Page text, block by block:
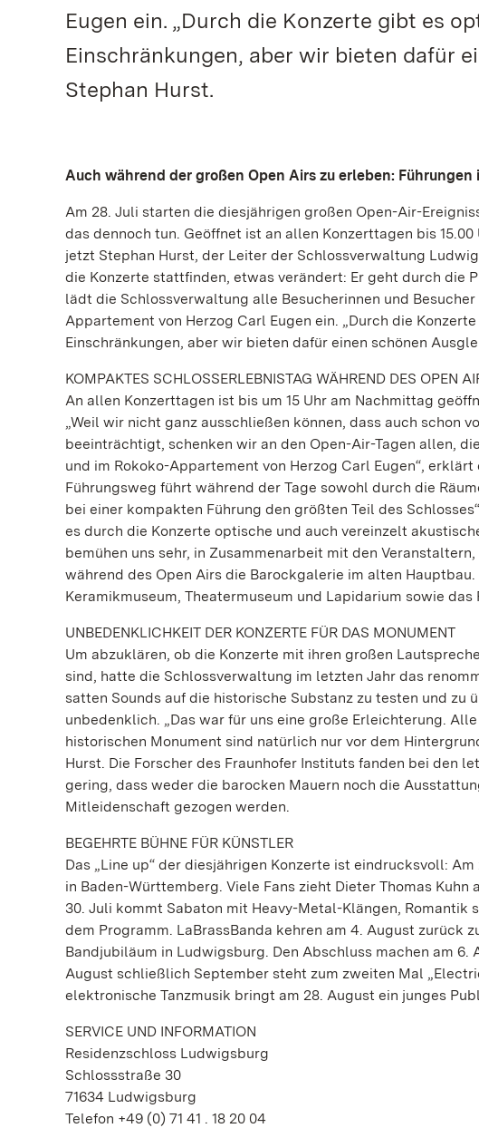
Eugen ein. „Durch die Konzerte gibt es
Einschränkungen, aber wir bieten dafür
Stephan Hurst.
Auch während der großen Open Airs zu erleben: Führungen
Am 28. Juli starten die diesjährigen großen Open-Air-
das dennoch tun. Geöffnet ist an allen Konzerttagen bis
jetzt Stephan Hurst, der Leiter der Schlossverwaltung
die Konzerte stattfinden, etwas verändert: Er geht durch die
lädt die Schlossverwaltung alle Besucherinnen und
Appartement von Herzog Carl Eugen ein. „Durch die
Einschränkungen, aber wir bieten dafür einen schönen
KOMPAKTES SCHLOSSERLEBNISTAG WÄHREND DES OPEN
An allen Konzerttagen ist bis um 15 Uhr am Nachmittag
„Weil wir nicht ganz ausschließen können, dass auch schon
beeinträchtigt, schenken wir an den Open-Air-Tagen allen,
und im Rokoko-Appartement von Herzog Carl Eugen“,
Führungsweg führt während der Tage sowohl durch die
bei einer kompakten Führung den größten Teil des
es durch die Konzerte optische und auch vereinzelt
bemühen uns sehr, in Zusammenarbeit mit den
während des Open Airs die Barockgalerie im alten
Keramikmuseum, Theatermuseum und Lapidarium sowie
UNBEDENKLICHKEIT DER KONZERTE FÜR DAS MONUMENT
Um abzuklären, ob die Konzerte mit ihren großen
sind, hatte die Schlossverwaltung im letzten Jahr das
satten Sounds auf die historische Substanz zu testen und zu
unbedenklich. „Das war für uns eine große Erleichterung.
historischen Monument sind natürlich nur vor dem
Hurst. Die Forscher des Fraunhofer Instituts fanden bei den
gering, dass weder die barocken Mauern noch die
Mitleidenschaft gezogen werden.
BEGEHRTE BÜHNE FÜR KÜNSTLER
Das „Line up“ der diesjährigen Konzerte ist eindrucksvoll:
in Baden-Württemberg. Viele Fans zieht Dieter Thomas
30. Juli kommt Sabaton mit Heavy-Metal-Klängen, Romantik
dem Programm. LaBrassBanda kehren am 4. August zurück
Bandjubiläum in Ludwigsburg. Den Abschluss machen am
August schließlich September steht zum zweiten Mal
elektronische Tanzmusik bringt am 28. August ein junges
SERVICE UND INFORMATION
Residenzschloss Ludwigsburg
Schlossstraße 30
71634 Ludwigsburg
Telefon +49 (0) 71 41 . 18 20 04